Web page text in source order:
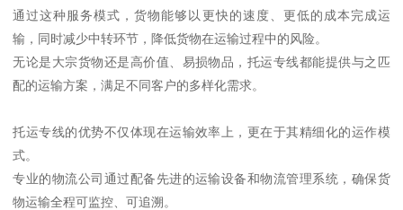
通过这种服务模式，货物能够以更快的速度、更低的成本完成运
输，同时减少中转环节，降低货物在运输过程中的风险。
无论是大宗货物还是高价值、易损物品，托运专线都能提供与之匹
配的运输方案，满足不同客户的多样化需求。
托运专线的优势不仅体现在运输效率上，更在于其精细化的运作模
式。
专业的物流公司通过配备先进的运输设备和物流管理系统，确保货
物运输全程可监控、可追溯。